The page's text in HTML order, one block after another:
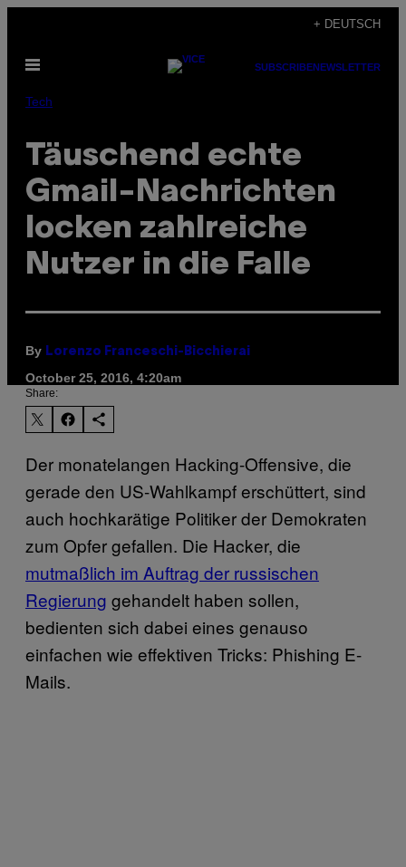
content
+ DEUTSCH
Open
SUBSCRIBENEWSLETTER
Tech
Täuschend echte
Gmail-Nachrichten
locken zahlreiche
Nutzer in die Falle
By Lorenzo Franceschi-Bicchierai
October 25, 2016, 4:20am
Share:
Der monatelangen Hacking-Offensive, die
gerade den US-Wahlkampf erschüttert, sind
auch hochkarätige Politiker der Demokraten
zum Opfer gefallen. Die Hacker, die
mutmaßlich im Auftrag der russischen
Regierung gehandelt haben sollen,
bedienten sich dabei eines genauso
einfachen wie effektiven Tricks: Phishing E-
Mails.